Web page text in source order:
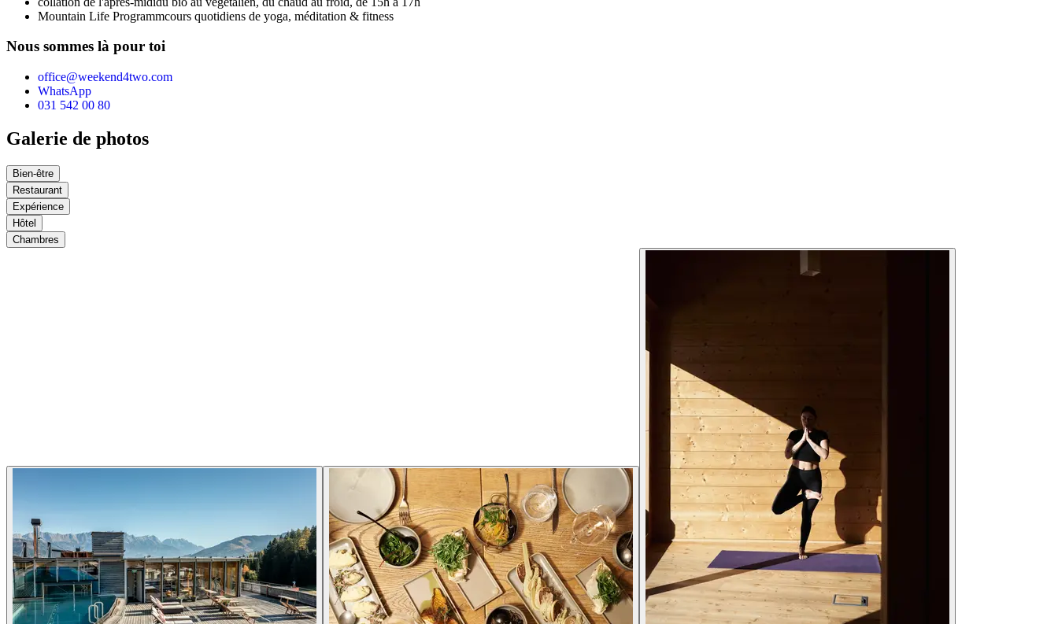
Mountain Life Programmcours quotidiens de yoga, méditation & fitness
Nous sommes là pour toi
office@weekend4two.com
WhatsApp
031 542 00 80
Galerie de photos
Bien-être
Restaurant
Expérience
Hôtel
Chambres